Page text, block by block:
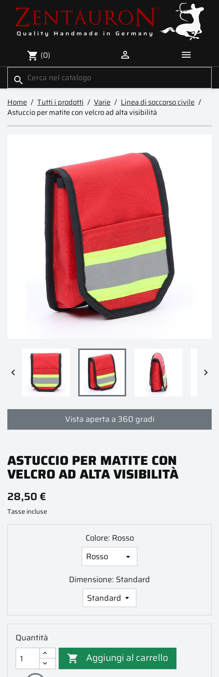
shopping_cart (0)  
search
Home Tutti i prodotti Varie
Linea di soccorso civile
Astuccio per matite con velcro ad alta visibilità
 
Vista aperta a 360 gradi
ASTUCCIO PER MATITE CON
VELCRO AD ALTA VISIBILITÀ
28,50 €
Tasse incluse
Colore: Rosso
Dimensione: Standard
Quantità
 Aggiungi al carrello